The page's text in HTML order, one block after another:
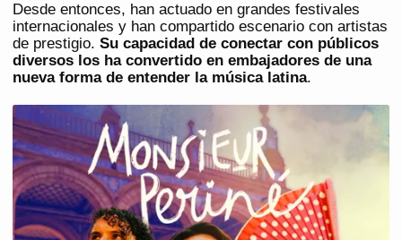
Desde entonces, han actuado en grandes festivales
internacionales y han compartido escenario con artistas
de prestigio. Su capacidad de conectar con públicos
diversos los ha convertido en embajadores de una
nueva forma de entender la música latina.